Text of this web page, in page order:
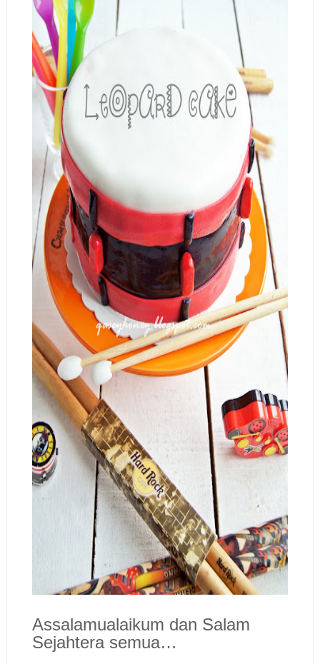
Assalamualaikum dan Salam
Sejahtera semua…